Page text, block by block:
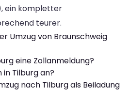
ein kompletter
teurer.
Umzug von Braunschweig
eine Zollanmeldung?
in Tilburg an?
nach Tilburg als Beiladung